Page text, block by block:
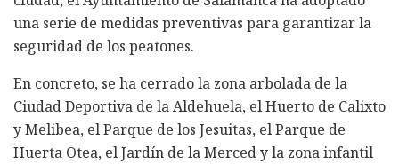
una serie de medidas preventivas para garantizar la
seguridad de los peatones.
En concreto, se ha cerrado la zona arbolada de la
Ciudad Deportiva de la Aldehuela, el Huerto de Calixto
y Melibea, el Parque de los Jesuitas, el Parque de
Huerta Otea, el Jardín de la Merced y la zona infantil